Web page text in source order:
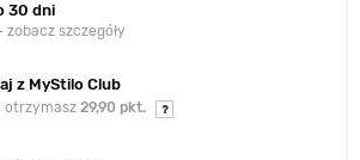
30 dni
zobacz szczegóły
z MyStilo Club
otrzymasz 29,90 pkt.